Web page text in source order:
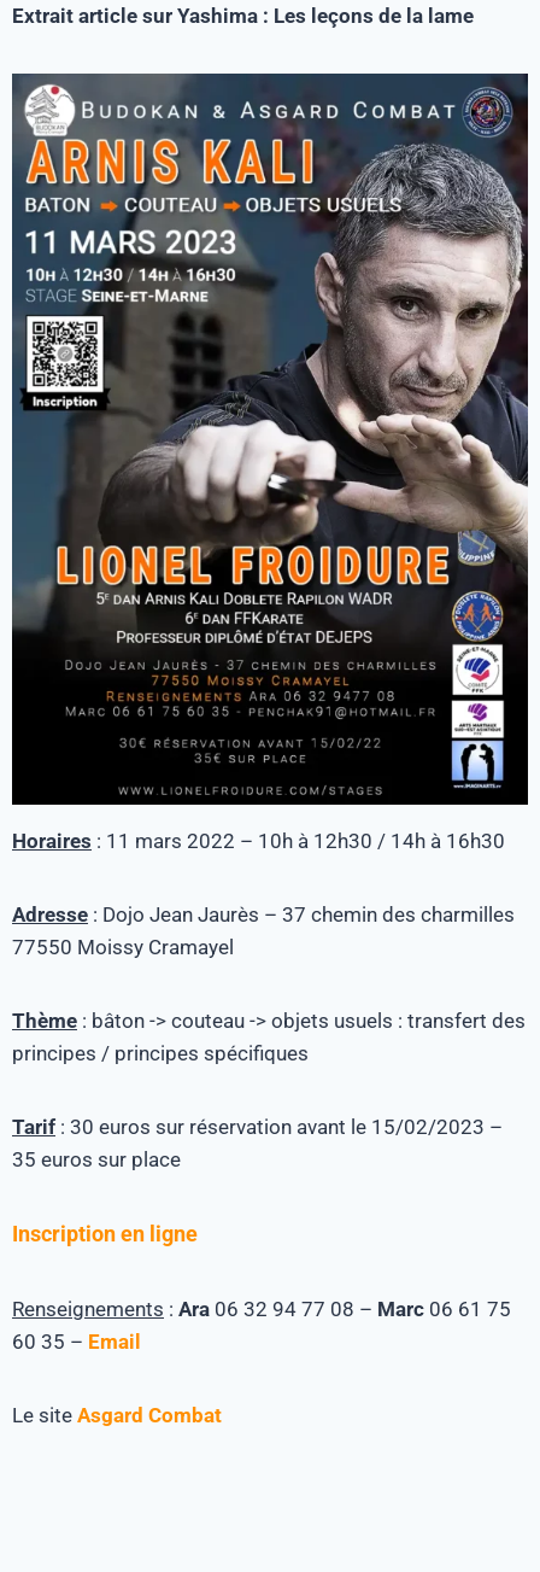
Extrait article sur Yashima : Les leçons de la lame
Horaires : 11 mars 2022 – 10h à 12h30 / 14h à 16h30
Adresse : Dojo Jean Jaurès – 37 chemin des charmilles
77550 Moissy Cramayel
Thème : bâton -> couteau -> objets usuels : transfert des
principes / principes spécifiques
Tarif : 30 euros sur réservation avant le 15/02/2023 –
35 euros sur place
Inscription en ligne
Renseignements : Ara 06 32 94 77 08 – Marc 06 61 75
60 35 – Email
Le site Asgard Combat